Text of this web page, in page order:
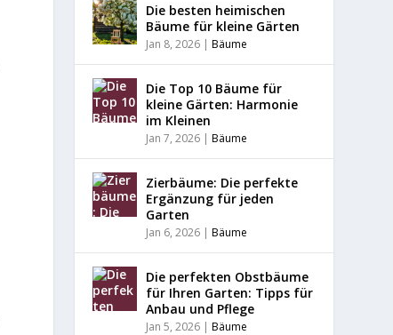
Die besten heimischen
Bäume für kleine Gärten
Jan 8, 2026 |Bäume
Die Top 10 Bäume für
kleine Gärten: Harmonie
im Kleinen
Jan 7, 2026 |Bäume
Zierbäume: Die perfekte
Ergänzung für jeden
Garten
Jan 6, 2026 |Bäume
Die perfekten Obstbäume
für Ihren Garten: Tipps für
Anbau und Pflege
Jan 5, 2026 |Bäume